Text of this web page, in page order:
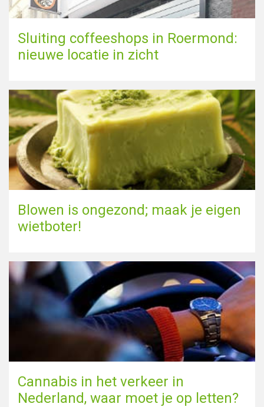
Sluiting coffeeshops in Roermond:
nieuwe locatie in zicht
Blowen is ongezond; maak je eigen
wietboter!
Cannabis in het verkeer in
Nederland, waar moet je op letten?